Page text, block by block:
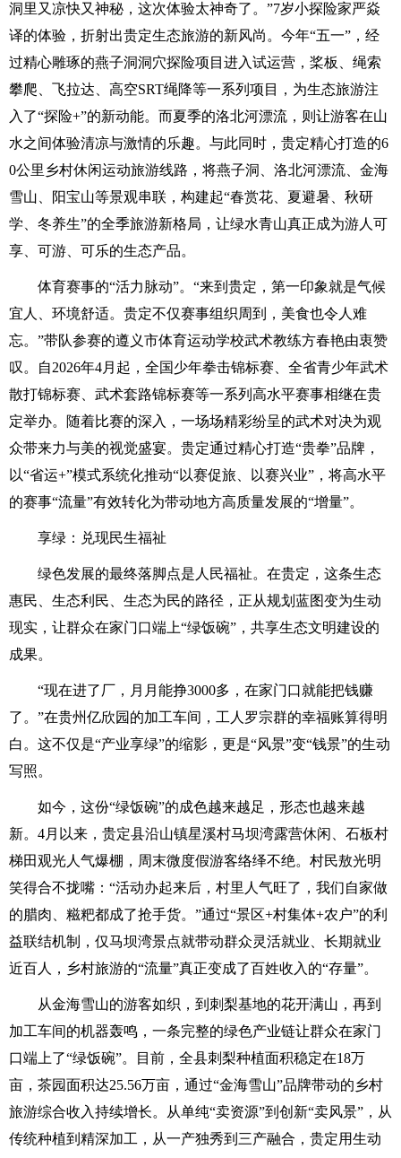
洞里又凉快又神秘，这次体验太神奇了。”7岁小探险家严焱
译的体验，折射出贵定生态旅游的新风尚。今年“五一”，经
过精心雕琢的燕子洞洞穴探险项目进入试运营，桨板、绳索
攀爬、飞拉达、高空SRT绳降等一系列项目，为生态旅游注
入了“探险+”的新动能。而夏季的洛北河漂流，则让游客在山
水之间体验清凉与激情的乐趣。与此同时，贵定精心打造的6
0公里乡村休闲运动旅游线路，将燕子洞、洛北河漂流、金海
雪山、阳宝山等景观串联，构建起“春赏花、夏避暑、秋研
学、冬养生”的全季旅游新格局，让绿水青山真正成为游人可
享、可游、可乐的生态产品。
体育赛事的“活力脉动”。“来到贵定，第一印象就是气候
宜人、环境舒适。贵定不仅赛事组织周到，美食也令人难
忘。”带队参赛的遵义市体育运动学校武术教练方春艳由衷赞
叹。自2026年4月起，全国少年拳击锦标赛、全省青少年武术
散打锦标赛、武术套路锦标赛等一系列高水平赛事相继在贵
定举办。随着比赛的深入，一场场精彩纷呈的武术对决为观
众带来力与美的视觉盛宴。贵定通过精心打造“贵拳”品牌，
以“省运+”模式系统化推动“以赛促旅、以赛兴业”，将高水平
的赛事“流量”有效转化为带动地方高质量发展的“增量”。
享绿：兑现民生福祉
绿色发展的最终落脚点是人民福祉。在贵定，这条生态
惠民、生态利民、生态为民的路径，正从规划蓝图变为生动
现实，让群众在家门口端上“绿饭碗”，共享生态文明建设的
成果。
“现在进了厂，月月能挣3000多，在家门口就能把钱赚
了。”在贵州亿欣园的加工车间，工人罗宗群的幸福账算得明
白。这不仅是“产业享绿”的缩影，更是“风景”变“钱景”的生动
写照。
如今，这份“绿饭碗”的成色越来越足，形态也越来越
新。4月以来，贵定县沿山镇星溪村马坝湾露营休闲、石板村
梯田观光人气爆棚，周末微度假游客络绎不绝。村民敖光明
笑得合不拢嘴：“活动办起来后，村里人气旺了，我们自家做
的腊肉、糍粑都成了抢手货。”通过“景区+村集体+农户”的利
益联结机制，仅马坝湾景点就带动群众灵活就业、长期就业
近百人，乡村旅游的“流量”真正变成了百姓收入的“存量”。
从金海雪山的游客如织，到刺梨基地的花开满山，再到
加工车间的机器轰鸣，一条完整的绿色产业链让群众在家门
口端上了“绿饭碗”。目前，全县刺梨种植面积稳定在18万
亩，茶园面积达25.56万亩，通过“金海雪山”品牌带动的乡村
旅游综合收入持续增长。从单纯“卖资源”到创新“卖风景”，从
传统种植到精深加工，从一产独秀到三产融合，贵定用生动